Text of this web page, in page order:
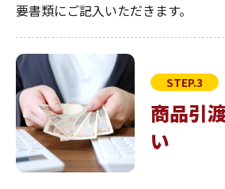
要書類にご記入いただきます。
STEP.3
商品引
い